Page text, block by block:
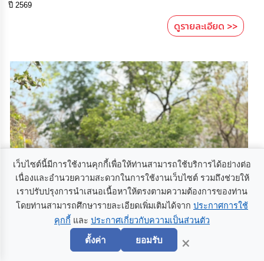
ปี 2569
ดูรายละเอียด >>
เว็บไซต์นี้มีการใช้งานคุกกี้เพื่อให้ท่านสามารถใช้บริการได้อย่างต่อ
เนื่องและอำนวยความสะดวกในการใช้งานเว็บไซต์ รวมถึงช่วยให้
เราปรับปรุงการนำเสนอเนื้อหาให้ตรงตามความต้องการของท่าน
โดยท่านสามารถศึกษารายละเอียดเพิ่มเติมได้จาก ประกาศการใช้
คุกกี้ และ ประกาศเกี่ยวกับความเป็นส่วนตัว
ตั้งค่า ยอมรับ ×